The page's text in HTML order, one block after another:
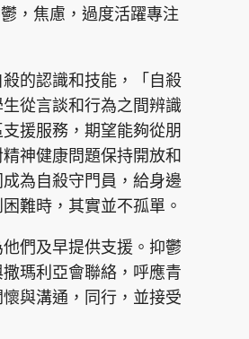
，焦慮，過度活躍專注
的認識和技能，「自殺
從言談和行為之間辨識
援服務，期望能夠從朋
神健康問題保持開放和
為自殺守門員，給身邊
難時，其實並不孤單。
們及早提供支援。抑鬱
瑪利亞會聯絡，呼應青
與溝通，同行，並接受